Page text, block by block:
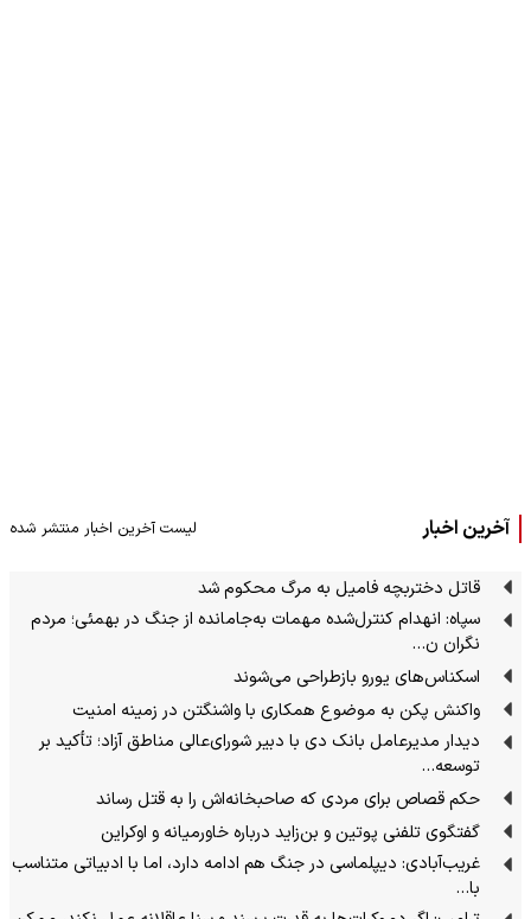
آخرین اخبار لیست آخرین اخبار منتشر شده
قاتل دختربچه فامیل به مرگ محکوم شد
سپاه: انهدام کنترل‌شده مهمات به‌جامانده از جنگ در بهمئی؛ مردم
نگران ن…
اسکناس‌های یورو بازطراحی می‌شوند
واکنش پکن به موضوع همکاری با واشنگتن در زمینه امنیت
دیدار مدیرعامل بانک دی با دبیر شورای‌عالی مناطق آزاد؛ تأکید بر
توسعه…
حکم قصاص برای مردی که صاحبخانه‌اش را به قتل رساند
گفتگوی تلفنی پوتین و بن‌زاید درباره خاورمیانه و اوکراین
غریب‌آبادی: دیپلماسی در جنگ هم ادامه دارد، اما با ادبیاتی متناسب
با…